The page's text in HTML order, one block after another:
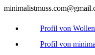
Profil von
Profil von